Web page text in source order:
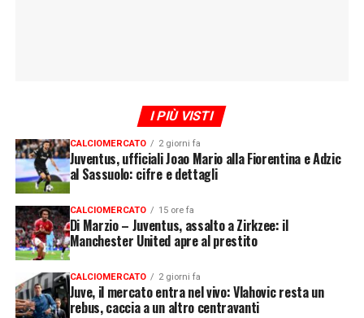
I PIÙ VISTI
CALCIOMERCATO 2 giorni fa
Juventus, ufficiali Joao Mario alla Fiorentina e Adzic
al Sassuolo: cifre e dettagli
CALCIOMERCATO 15 ore fa
Di Marzio – Juventus, assalto a Zirkzee: il
Manchester United apre al prestito
CALCIOMERCATO 2 giorni fa
Juve, il mercato entra nel vivo: Vlahovic resta un
rebus, caccia a un altro centravanti